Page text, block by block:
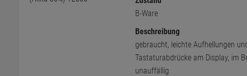
B-Ware
Beschreibung
gebraucht, leichte Aufhellungen
Tastaturabdrücke am Display, im
unauffällig